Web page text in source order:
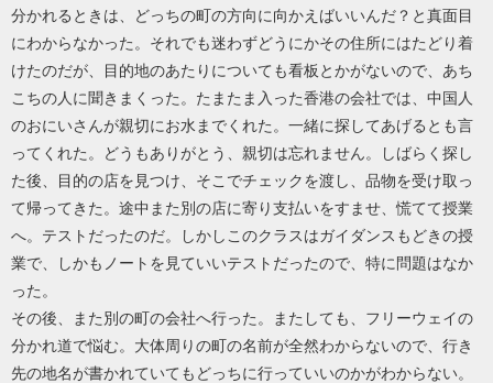
分かれるときは、どっちの町の方向に向かえばいいんだ？と真面目
にわからなかった。それでも迷わずどうにかその住所にはたどり着
けたのだが、目的地のあたりについても看板とかがないので、あち
こちの人に聞きまくった。たまたま入った香港の会社では、中国人
のおにいさんが親切にお水までくれた。一緒に探してあげるとも言
ってくれた。どうもありがとう、親切は忘れません。しばらく探し
た後、目的の店を見つけ、そこでチェックを渡し、品物を受け取っ
て帰ってきた。途中また別の店に寄り支払いをすませ、慌てて授業
へ。テストだったのだ。しかしこのクラスはガイダンスもどきの授
業で、しかもノートを見ていいテストだったので、特に問題はなか
った。
その後、また別の町の会社へ行った。またしても、フリーウェイの
分かれ道で悩む。大体周りの町の名前が全然わからないので、行き
先の地名が書かれていてもどっちに行っていいのかがわからない。